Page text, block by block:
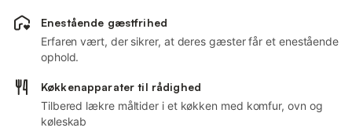
Enestående gæstfrihed
Erfaren vært, der sikrer, at deres gæster får et enestående
ophold.
Køkkenapparater til rådighed
Tilbered lækre måltider i et køkken med komfur, ovn og
køleskab